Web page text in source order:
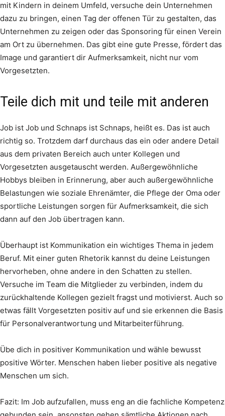
mit Kindern in deinem Umfeld, versuche dein Unternehmen
dazu zu bringen, einen Tag der offenen Tür zu gestalten, das
Unternehmen zu zeigen oder das Sponsoring für einen Verein
am Ort zu übernehmen. Das gibt eine gute Presse, fördert das
Image und garantiert dir Aufmerksamkeit, nicht nur vom
Vorgesetzten.
Teile dich mit und teile mit anderen
Job ist Job und Schnaps ist Schnaps, heißt es. Das ist auch
richtig so. Trotzdem darf durchaus das ein oder andere Detail
aus dem privaten Bereich auch unter Kollegen und
Vorgesetzten ausgetauscht werden. Außergewöhnliche
Hobbys bleiben in Erinnerung, aber auch außergewöhnliche
Belastungen wie soziale Ehrenämter, die Pflege der Oma oder
sportliche Leistungen sorgen für Aufmerksamkeit, die sich
dann auf den Job übertragen kann.
Überhaupt ist Kommunikation ein wichtiges Thema in jedem
Beruf. Mit einer guten Rhetorik kannst du deine Leistungen
hervorheben, ohne andere in den Schatten zu stellen.
Versuche im Team die Mitglieder zu verbinden, indem du
zurückhaltende Kollegen gezielt fragst und motivierst. Auch so
etwas fällt Vorgesetzten positiv auf und sie erkennen die Basis
für Personalverantwortung und Mitarbeiterführung.
Übe dich in positiver Kommunikation und wähle bewusst
positive Wörter. Menschen haben lieber positive als negative
Menschen um sich.
Fazit: Im Job aufzufallen, muss eng an die fachliche Kompetenz